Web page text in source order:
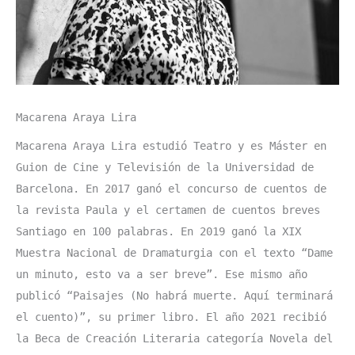
Macarena Araya Lira
Macarena Araya Lira estudió Teatro y es Máster en
Guion de Cine y Televisión de la Universidad de
Barcelona. En 2017 ganó el concurso de cuentos de
la revista Paula y el certamen de cuentos breves
Santiago en 100 palabras. En 2019 ganó la XIX
Muestra Nacional de Dramaturgia con el texto “Dame
un minuto, esto va a ser breve”. Ese mismo año
publicó “Paisajes (No habrá muerte. Aquí terminará
el cuento)”, su primer libro. El año 2021 recibió
la Beca de Creación Literaria categoría Novela del